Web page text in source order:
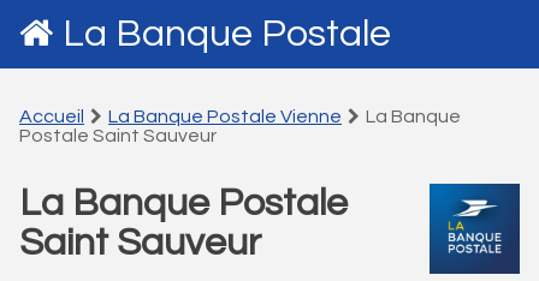
La Banque Postale
Accueil La Banque Postale Vienne
La Banque
Postale Saint Sauveur
La Banque Postale
Saint Sauveur